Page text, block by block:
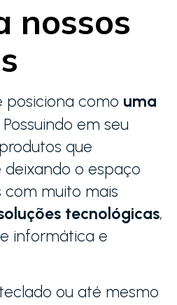
nossos
posiciona como uma
Possuindo em seu
que
o espaço
com muito mais
tecnológicas,
informática e
ou até mesmo